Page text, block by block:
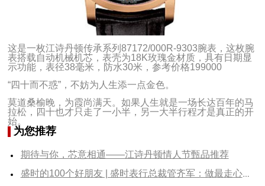
这是一枚江诗丹顿传承系列87172/000R-9303腕表，这枚腕
表搭载自动机械机芯，表壳为18K玫瑰金材质，具有日期显
示功能，表径38毫米，防水30米，参考价格199000
“四十而不惑”，不妨为人生添一点金色。
莫道桑榆晚，为霞尚满天。如果人生就是一场长达百年的马
拉松，四十也才只走了一小半，另一大半行程才是真正的开
始。
为您推荐
期待与你，芯意相通——江诗丹顿情人节甄品推荐
盛时的100个好朋友 | 盛时表行总裁管齐军：做最走心的承诺